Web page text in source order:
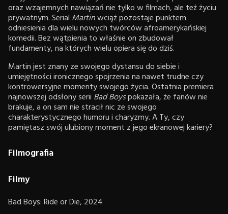
oraz wzajemnych nawiązań nie tylko w filmach, ale też życiu
prywatnym. Serial Martinwciąż pozostaje punktem
odniesienia dla wielu nowych twórców afroamerykańskiej
komedii. Bez wątpienia to właśnie on zbudował
fundamenty, na których wielu opiera się do dziś.
Martin jest znany ze swojego dystansu do siebie i
umiejętności ironicznego spojrzenia na nawet trudne czy
kontrowersyjne momenty swojego życia. Ostatnia premiera
najnowszej odsłony serii Bad Boyspokazała, że fanów nie
brakuje, a on sam nie stracił nic ze swojego
charakterystycznego humoru i charyzmy. A Ty, czy
pamiętasz swój ulubiony moment z jego ekranowej kariery?
Filmografia
Filmy
Bad Boys: Ride or Die, 2024